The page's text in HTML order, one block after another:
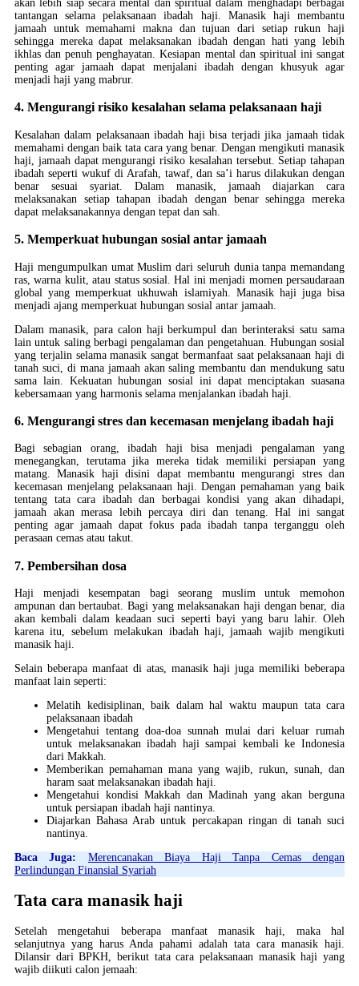
akan lebih siap secara mental dan spiritual dalam menghadapi berbagai
tantangan selama pelaksanaan ibadah haji. Manasik haji membantu
jamaah untuk memahami makna dan tujuan dari setiap rukun haji
sehingga mereka dapat melaksanakan ibadah dengan hati yang lebih
ikhlas dan penuh penghayatan. Kesiapan mental dan spiritual ini sangat
penting agar jamaah dapat menjalani ibadah dengan khusyuk agar
menjadi haji yang mabrur.
4. Mengurangi risiko kesalahan selama pelaksanaan haji
Kesalahan dalam pelaksanaan ibadah haji bisa terjadi jika jamaah tidak
memahami dengan baik tata cara yang benar. Dengan mengikuti manasik
haji, jamaah dapat mengurangi risiko kesalahan tersebut. Setiap tahapan
ibadah seperti wukuf di Arafah, tawaf, dan sa’i harus dilakukan dengan
benar sesuai syariat. Dalam manasik, jamaah diajarkan cara
melaksanakan setiap tahapan ibadah dengan benar sehingga mereka
dapat melaksanakannya dengan tepat dan sah.
5. Memperkuat hubungan sosial antar jamaah
Haji mengumpulkan umat Muslim dari seluruh dunia tanpa memandang
ras, warna kulit, atau status sosial. Hal ini menjadi momen persaudaraan
global yang memperkuat ukhuwah islamiyah. Manasik haji juga bisa
menjadi ajang memperkuat hubungan sosial antar jamaah.
Dalam manasik, para calon haji berkumpul dan berinteraksi satu sama
lain untuk saling berbagi pengalaman dan pengetahuan. Hubungan sosial
yang terjalin selama manasik sangat bermanfaat saat pelaksanaan haji di
tanah suci, di mana jamaah akan saling membantu dan mendukung satu
sama lain. Kekuatan hubungan sosial ini dapat menciptakan suasana
kebersamaan yang harmonis selama menjalankan ibadah haji.
6. Mengurangi stres dan kecemasan menjelang ibadah haji
Bagi sebagian orang, ibadah haji bisa menjadi pengalaman yang
menegangkan, terutama jika mereka tidak memiliki persiapan yang
matang. Manasik haji disini dapat membantu mengurangi stres dan
kecemasan menjelang pelaksanaan haji. Dengan pemahaman yang baik
tentang tata cara ibadah dan berbagai kondisi yang akan dihadapi,
jamaah akan merasa lebih percaya diri dan tenang. Hal ini sangat
penting agar jamaah dapat fokus pada ibadah tanpa terganggu oleh
perasaan cemas atau takut.
7. Pembersihan dosa
Haji menjadi kesempatan bagi seorang muslim untuk memohon
ampunan dan bertaubat. Bagi yang melaksanakan haji dengan benar, dia
akan kembali dalam keadaan suci seperti bayi yang baru lahir. Oleh
karena itu, sebelum melakukan ibadah haji, jamaah wajib mengikuti
manasik haji.
Selain beberapa manfaat di atas, manasik haji juga memiliki beberapa
manfaat lain seperti:
Melatih kedisiplinan, baik dalam hal waktu maupun tata cara
pelaksanaan ibadah
Mengetahui tentang doa-doa sunnah mulai dari keluar rumah
untuk melaksanakan ibadah haji sampai kembali ke Indonesia
dari Makkah.
Memberikan pemahaman mana yang wajib, rukun, sunah, dan
haram saat melaksanakan ibadah haji.
Mengetahui kondisi Makkah dan Madinah yang akan berguna
untuk persiapan ibadah haji nantinya.
Diajarkan Bahasa Arab untuk percakapan ringan di tanah suci
nantinya.
Baca Juga:
Merencanakan Biaya Haji Tanpa Cemas dengan
Perlindungan Finansial Syariah
Tata cara manasik haji
Setelah mengetahui beberapa manfaat manasik haji, maka hal
selanjutnya yang harus Anda pahami adalah tata cara manasik haji.
Dilansir dari BPKH, berikut tata cara pelaksanaan manasik haji yang
wajib diikuti calon jemaah: